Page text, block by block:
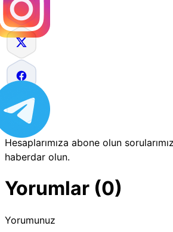
Hesaplarımıza abone olun
haberdar olun.
Yorumlar (0)
Yorumunuz